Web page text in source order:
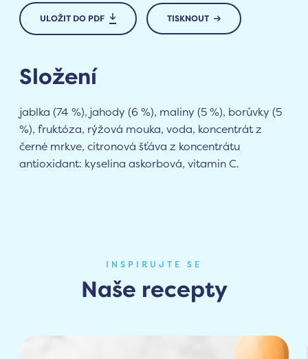
ULOŽIT DO PDF TISKNOUT
Složení
jablka (74 %), jahody (6 %), maliny (5 %), borůvky (5
%), fruktóza, rýžová mouka, voda, koncentrát z
černé mrkve, citronová šťáva z koncentrátu
antioxidant: kyselina askorbová, vitamin C.
INSPIRUJTE SE
Naše recepty